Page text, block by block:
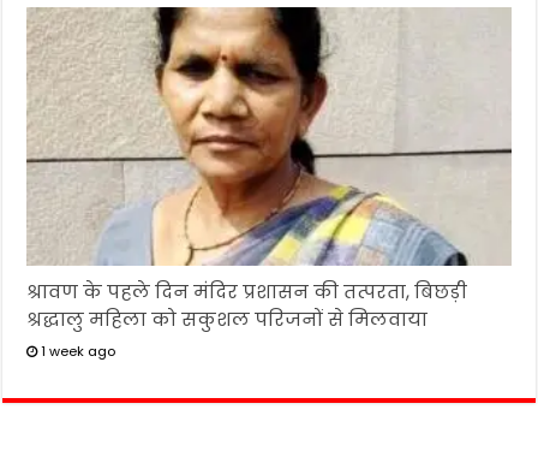
श्रावण के पहले दिन मंदिर प्रशासन की तत्परता, बिछड़ी
श्रद्धालु महिला को सकुशल परिजनों से मिलवाया
1 week ago